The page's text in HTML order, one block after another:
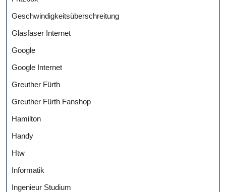
Geschwindigkeitsüberschreitung
Glasfaser Internet
Google
Google Internet
Greuther Fürth
Greuther Fürth Fanshop
Hamilton
Handy
Htw
Informatik
Ingenieur Studium